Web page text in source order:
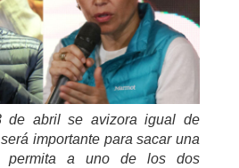
de abril se avizora igual de
importante para sacar una
permita a uno de los dos